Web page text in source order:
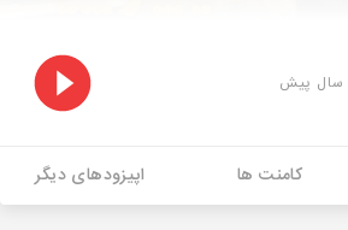
کامنت ها اپیزودهای دیگر